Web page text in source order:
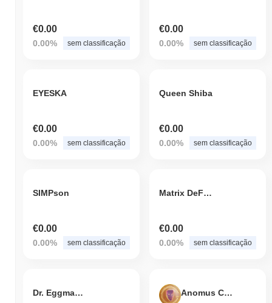
€0.00
0.00% sem classificação
€0.00
0.00% sem classificação
EYESKA
€0.00
0.00% sem classificação
Queen Shiba
€0.00
0.00% sem classificação
SIMPson
€0.00
0.00% sem classificação
Matrix DeFi Index
€0.00
0.00% sem classificação
Dr. Eggman Inu Anomus Coin